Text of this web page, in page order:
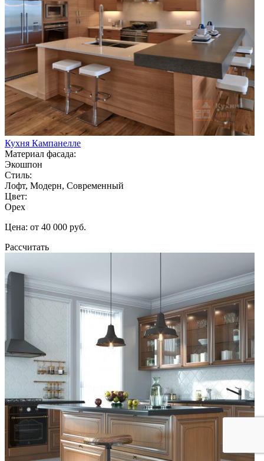
Кухня Кампанелле
Материал фасада:
Экошпон
Стиль:
Лофт, Модерн, Современный
Цвет:
Орех
Цена: от 40 000 руб.
Рассчитать